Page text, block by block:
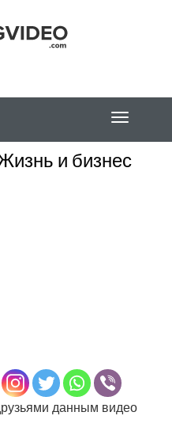
и бизнес
данным видео